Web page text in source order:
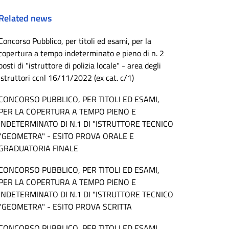
news
Pubblico, per titoli ed esami, per la
a tempo indeterminato e pieno di n. 2
di "istruttore di polizia locale" - area degli
ccnl 16/11/2022 (ex cat. c/1)
PUBBLICO, PER TITOLI ED ESAMI,
LA COPERTURA A TEMPO PIENO E
DI N.1 DI "ISTRUTTORE TECNICO
- ESITO PROVA ORALE E
FINALE
PUBBLICO, PER TITOLI ED ESAMI,
LA COPERTURA A TEMPO PIENO E
DI N.1 DI "ISTRUTTORE TECNICO
- ESITO PROVA SCRITTA